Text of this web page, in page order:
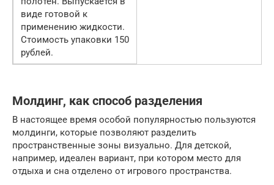
виде готовой к
применению жидкости.
Стоимость упаковки 150
рублей.
Молдинг, как способ разделения
В настоящее время особой популярностью пользуются
молдинги, которые позволяют разделить
пространственные зоны визуально. Для детской,
например, идеален вариант, при котором место для
отдыха и сна отделено от игрового пространства.